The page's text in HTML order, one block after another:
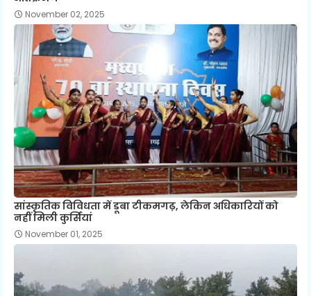
November 02, 2025
सांस्कृतिक विविधता में डूबा टीकमगढ़, लेकिन अधिकारियों को
नहीं मिली कुर्सियां
November 01, 2025